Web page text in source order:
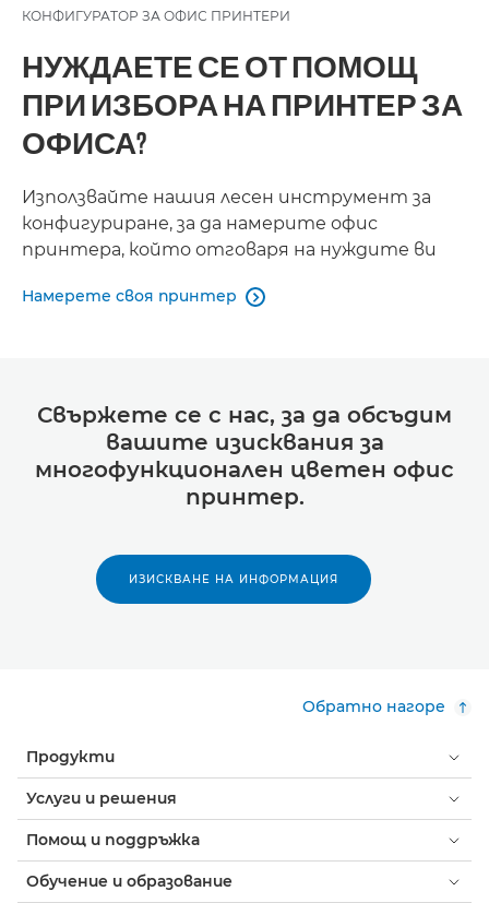
КОНФИГУРАТОР ЗА ОФИС ПРИНТЕРИ
НУЖДАЕТЕ СЕ ОТ ПОМОЩ
ПРИ ИЗБОРА НА ПРИНТЕР ЗА
ОФИСА?
Използвайте нашия лесен инструмент за
конфигуриране, за да намерите офис
принтера, който отговаря на нуждите ви
Намерете своя принтер 
Свържете се с нас, за да обсъдим
вашите изисквания за
многофункционален цветен офис
принтер.
ИЗИСКВАНЕ НА ИНФОРМАЦИЯ
Обратно нагоре
Продукти
Услуги и решения
Помощ и поддръжка
Обучение и образование